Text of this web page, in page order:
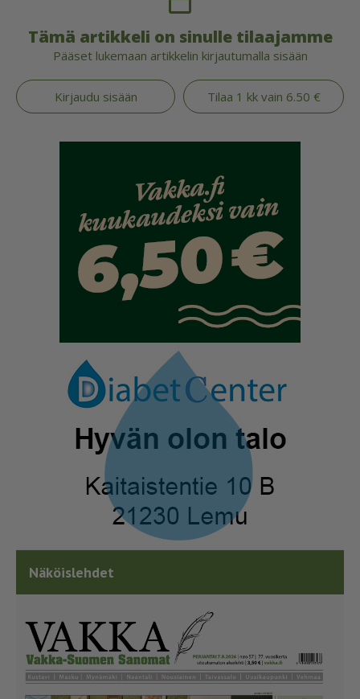
Tämä artikkeli on sinulle tilaajamme
Pääset lukemaan artikkelin kirjautumalla sisään
Kirjaudu sisään Tilaa 1 kk vain 6.50 €
Näköislehdet